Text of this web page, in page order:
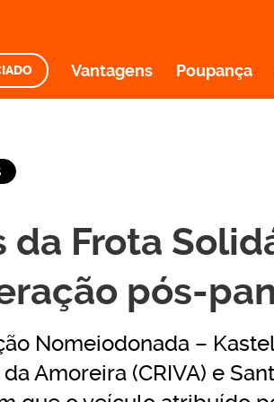
Vantagens Poupança
da Frota
pós-
Nomeiodonada –
Amoreira (CRIVA) e